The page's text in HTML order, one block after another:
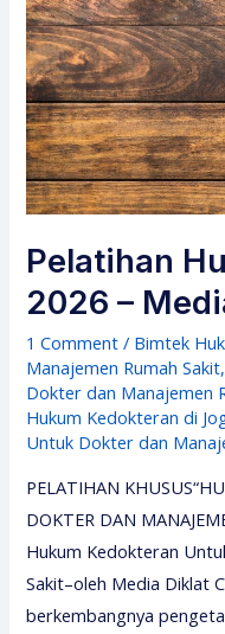
Pelatihan
2026 –
1 Comment / Bimtek
Manajemen Rumah Sakit,
Dokter dan Manajemen
Hukum Kedokteran di
Untuk Dokter dan
PELATIHAN
DOKTER DAN
Hukum Kedokteran
Sakit–oleh Media Diklat
berkembangnya